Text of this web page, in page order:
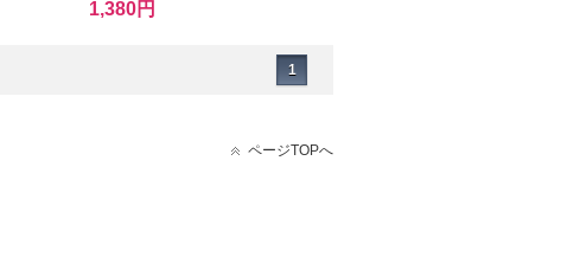
1,380円
1
ページTOPへ